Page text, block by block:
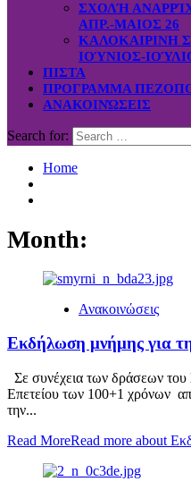
ΣΧΟΛΉ
ΑΠΡ.-ΜΑΙΟΣ 26
ΚΑΛΟΚΑΙΡΙΝΗ
ΙΟΎΝΙΟΣ-
ΠΙΣΤΑ
ΠΡΟΓΡΑΜΜΑ
ΑΝΑΚΟΙΝΏΣΕΙΣ
Search for:
Home
Month:
Ανακοινώσεις
Εκδήλωση μνήμης για
Σε συνέχεια των δράσεων του
Επετείου των 100+1 χρόνων
την...
Read MoreRead more about